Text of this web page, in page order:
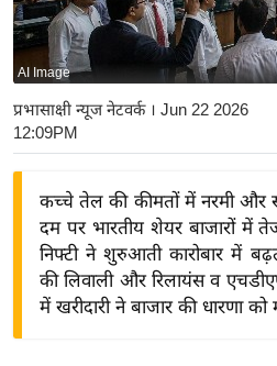
ष्ट्री
य
बि
ज़
ने
स
द्यो
AI Image
प्रभासाक्षी न्यूज नेटवर्क। Jun 22 2026
12:09PM
कच्चे तेल की कीमतों में नरमी और
दम पर भारतीय शेयर बाजारों
निफ्टी ने शुरुआती कारोबार में
की लिवाली और रिलायंस व
में खरीदारी ने बाजार की धारणा को